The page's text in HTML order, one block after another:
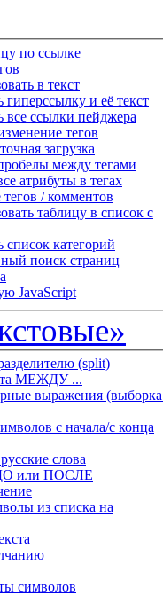
по ссылке
в текст
и её текст
ссылки пейджера
тегов
загрузка
между тегами
атрибуты в тегах
/ комментов
таблицу в список с
категорий
поиск страниц
JavaScript
(split)
МЕЖДУ ...
выражения
с начала/с конца
слова
ДО или ПОСЛЕ
из списка на
символов